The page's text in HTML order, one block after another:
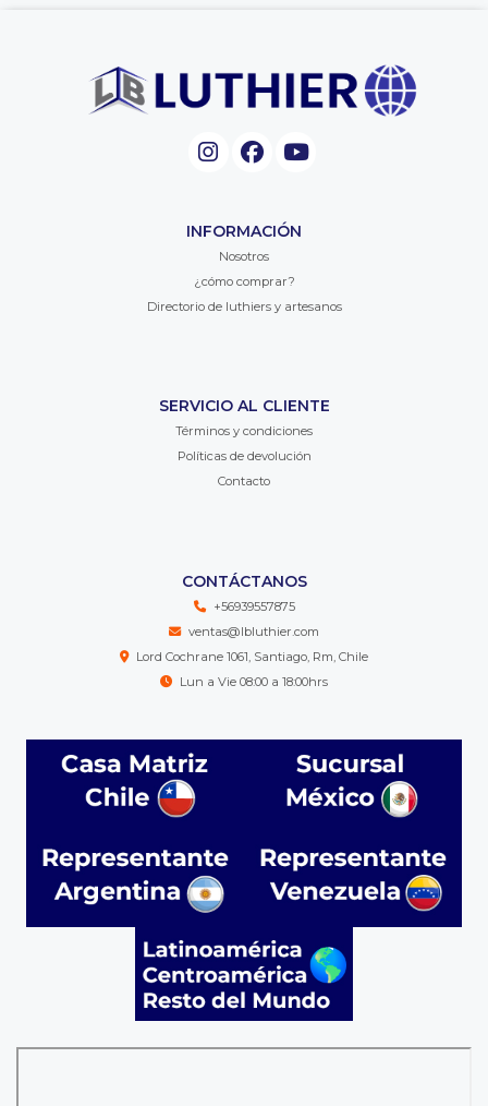
INFORMACIÓN
Nosotros
¿cómo comprar?
Directorio de luthiers y artesanos
SERVICIO AL CLIENTE
Términos y condiciones
Políticas de devolución
Contacto
CONTÁCTANOS
+56939557875
ventas@lbluthier.com
Lord Cochrane 1061, Santiago, Rm, Chile
Lun a Vie 08:00 a 18:00hrs